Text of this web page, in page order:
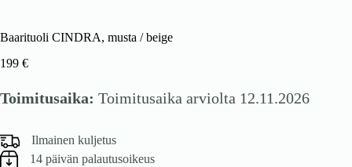
Baarituoli CINDRA, musta / beige
199 €
Toimitusaika: Toimitusaika arviolta 12.11.2026
Ilmainen kuljetus
14 päivän palautusoikeus